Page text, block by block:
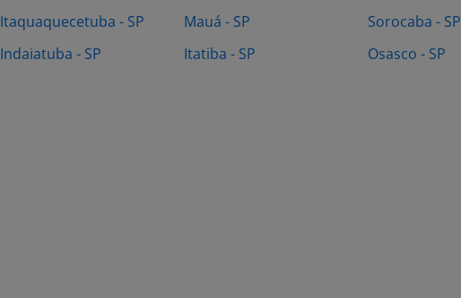
Itaquaquecetuba - SP
Indaiatuba - SP
Mauá - SP
Itatiba - SP
Sorocaba - SP
Osasco - SP